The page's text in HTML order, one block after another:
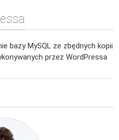
bazy MySQL ze zbędnych kopii
przez WordPressa